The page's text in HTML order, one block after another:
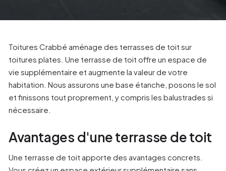
Toitures Crabbé aménage des terrasses de toit sur
toitures plates. Une terrasse de toit offre un espace de
vie supplémentaire et augmente la valeur de votre
habitation. Nous assurons une base étanche, posons le sol
et finissons tout proprement, y compris les balustrades si
nécessaire.
Avantages d'une terrasse de toit
Une terrasse de toit apporte des avantages concrets.